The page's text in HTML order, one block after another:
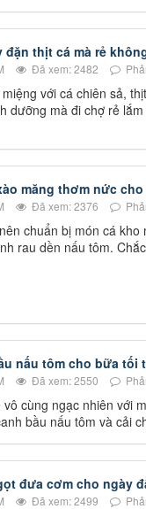
thịt cá mà rẻ
Đã xem: 2482
với cá chiên sả,
dưỡng mà đi chợ rẻ
măng thơm nức
Đã xem: 2376
chuẩn bị món cá
rau dền nấu tôm.
nấu tôm cho bữa tối
Đã xem: 2550
cùng ngạc nhiên với
bầu nấu tôm và cải
đưa cơm cho ngày
Đã xem: 2499